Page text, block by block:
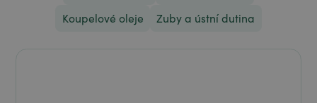
Koupelové oleje
Zuby a ústní dutina